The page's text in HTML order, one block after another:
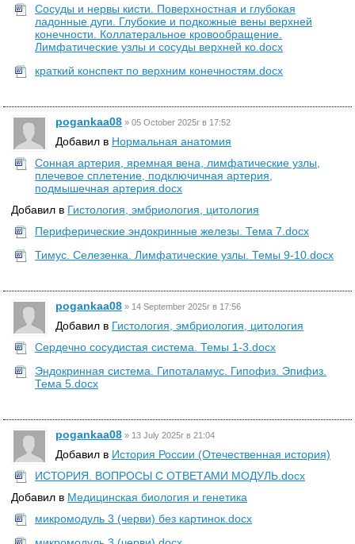
Сосуды и нервы кисти. Поверхностная и глубокая
ладонные дуги. Глубокие и подкожные вены верхней
конечности. Коллатеральное кровообращение.
Лимфатические узлы и сосуды верхней ко.docx
краткий конспект по верхним конечностям.docx
pogankaa08 » 05 October 2025г в 17:52
Добавил в Нормальная анатомия
Сонная артерия, яремная вена, лимфатические узлы,
плечевое сплетение, подключичная артерия,
подмышечная артерия.docx
Добавил в Гистология, эмбриология, цитология
Периферические эндокринные железы. Тема 7.docx
Тимус. Селезенка. Лимфатические узлы. Темы 9-10.docx
pogankaa08 » 14 September 2025г в 17:56
Добавил в Гистология, эмбриология, цитология
Сердечно сосудистая система. Темы 1-3.docx
Эндокринная система. Гипоталамус. Гипофиз. Эпифиз.
Тема 5.docx
pogankaa08 » 13 July 2025г в 21:04
Добавил в История России (Отечественная история)
ИСТОРИЯ. ВОПРОСЫ С ОТВЕТАМИ МОДУЛЬ.docx
Добавил в Медицинская биология и генетика
микромодуль 3 (черви) без картинок.docx